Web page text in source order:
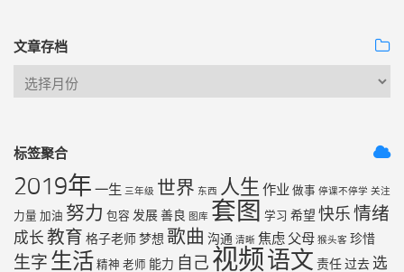
文章存档
标签聚合
2019年 一生 三年级 世界 东西 人生 作业 做事 停课不停学 关注
力量 加油 努力 包容 发展善良 图库 套图 学习 希望 快乐情绪
成长 教育 格子老师梦想 歌曲 沟通 清晰 焦虑 父母 猴头客 珍惜
生字 生活 精神 老师 能力 自己 视频语文 责任过去 选